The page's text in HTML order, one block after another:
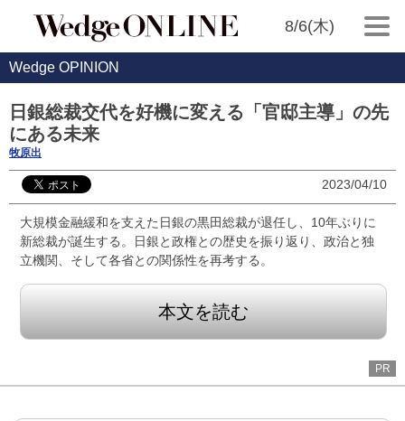
8/6(木)
Wedge OPINION
日銀総裁交代を好機に変える「官邸主導」の先
にある未来
牧原出
2023/04/10
大規模金融緩和を支えた日銀の黒田総裁が退任し、10年ぶりに
新総裁が誕生する。日銀と政権との歴史を振り返り、政治と独
立機関、そして各省との関係性を再考する。
本文を読む
PR